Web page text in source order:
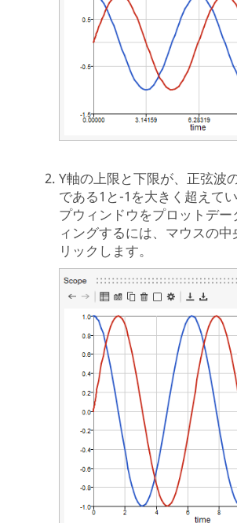
Y軸の上限と下限が、正弦波
である1と-1を大きく超えて
プウィンドウをプロットデ
ィングするには、マウスの中
リックします。